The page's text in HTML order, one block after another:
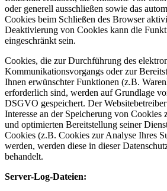
oder generell ausschließen sowie das
Cookies beim Schließen des Browser
Deaktivierung von Cookies kann die
eingeschränkt sein.
Cookies, die zur Durchführung des
Kommunikationsvorgangs oder zur
Ihnen erwünschter Funktionen (z.B.
erforderlich sind, werden auf Grundlage
DSGVO gespeichert. Der
Interesse an der Speicherung von Cookies
und optimierten Bereitstellung seiner
Cookies (z.B. Cookies zur Analyse Ihres
werden, werden diese in dieser
behandelt.
Server-Log-Dateien: